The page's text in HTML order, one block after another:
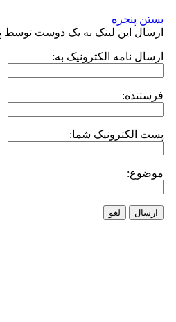
بستن پنجره
ارسال این لینک به یک دوست توسط
ارسال نامه الکترونیک به:
فرستنده:
پست الکترونیک شما:
موضوع:
ارسال لغو